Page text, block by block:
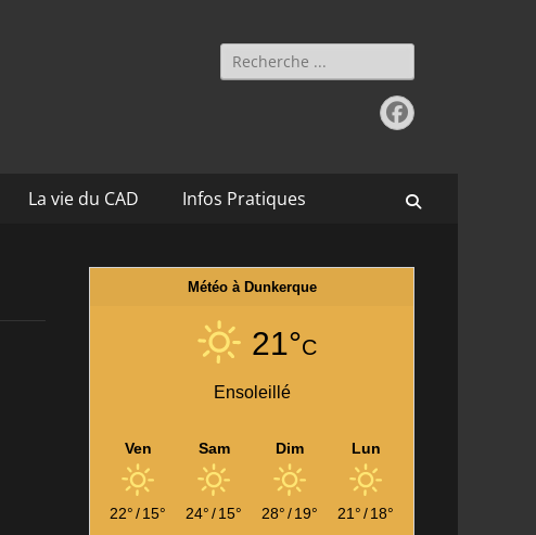
Rechercher :
Facebook
La vie du CAD Infos Pratiques
Météo à Dunkerque
21°C
Ensoleillé
Ven
22°/15°
Sam
24°/15°
Dim
28°/19°
Lun
21°/18°